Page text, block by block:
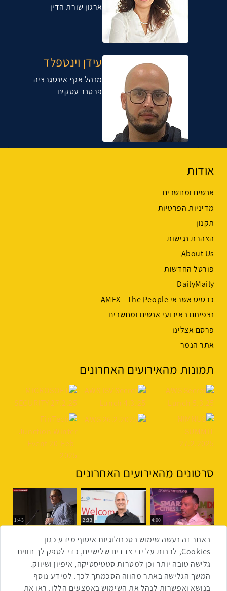
ארגון שורת הדין
עידן וינטפלד
מנהל אגף אינטגרציה
פרטנר עסקים
אודות
אנשים ומחשבים
מדיניות הפרטיות
תקנון
הצהרת נגישות
About Us
פורטל החדשות
DailyMaily
כרטיס אשראי AMEX - The People
נצפיתם באירועי אנשים ומחשבים
פרסם אצלינו
אתר הנמר
תמונות מהאירועים האחרונים
סרטונים מהאירועים האחרונים
4:00
2:33
1:43
3:52
כנס RPA
1:14
כנס בינת יערות הכרמל
כנס F5
באתר זה נעשה שימוש בטכנולוגיות איסוף מידע כגון
Cookies, לרבות על ידי צדדים שלישיים, כדי לספק לך חווית
גלישה טובה יותר וכן למטרות סטטיסטיקה, איפיון ושיווק.
המשך הגלישה באתר מהווה הסכמתך לכך. למידע נוסף
בנושא ואפשרות לנהל את השימוש באמצעים הללו, ראו את